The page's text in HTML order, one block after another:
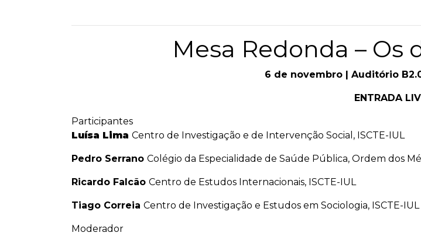
Mesa Redonda – Os
6 de novembro | Auditório
ENTRADA
Participantes
Luísa Lima Centro de Investigação e de Intervenção Social, ISCTE-IUL
Pedro Serrano Colégio da Especialidade de Saúde Pública, Ordem dos
Ricardo Falcão Centro de Estudos Internacionais, ISCTE-IUL
Tiago Correia Centro de Investigação e Estudos em Sociologia, ISCTE-IUL
Moderador